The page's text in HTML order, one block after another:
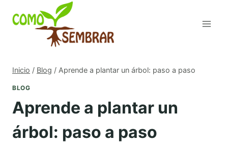
Inicio / Blog / Aprende a plantar un árbol: paso a paso
BLOG
Aprende a plantar un
árbol: paso a paso